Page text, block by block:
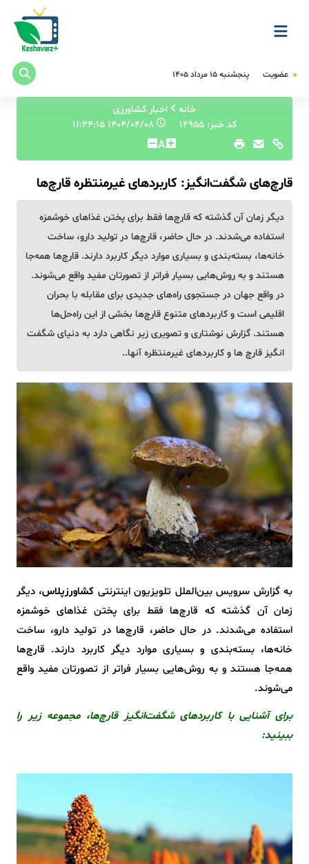
عضویت پنجشنبه ۱۵ مرداد ۱۴۰۵
خانه
اخبار کشاورزی
کد خبر: 12955
۱۴۰۴/۰۴/۰۸ ۱۱:۲۴:۱۵
A
قارچ‌های شگفت‌انگیز: کاربردهای غیرمنتظره قارچ‌ها
دیگر زمان آن گذشته که قارچ‌ها فقط برای پختن غذاهای خوشمزه
استفاده می‌شدند. در حال حاضر، قارچ‌ها در تولید دارو، ساخت
خانه‌ها، بسته‌بندی و بسیاری موارد دیگر کاربرد دارند. قارچ‌ها همه‌جا
هستند و به روش‌هایی بسیار فراتر از تصورتان مفید واقع می‌شوند.
در واقع جهان در جستجوی راه‌های جدیدی برای مقابله با بحران
اقلیمی است و کاربردهای متنوع قارچ‌ها بخشی از این راه‌حل‌ها
هستند. گزارش نوشتاری و تصویری زیر نگاهی دارد به دنیای شگفت
انگیز قارچ ها و کاربردهای غیرمنتظره آنها..
به گزارش سرویس بین‌الملل تلویزیون اینترنتی کشاورزپلاس، دیگر
زمان آن گذشته که قارچ‌ها فقط برای پختن غذاهای خوشمزه
استفاده می‌شدند. در حال حاضر، قارچ‌ها در تولید دارو، ساخت
خانه‌ها، بسته‌بندی و بسیاری موارد دیگر کاربرد دارند. قارچ‌ها
همه‌جا هستند و به روش‌هایی بسیار فراتر از تصورتان مفید واقع
می‌شوند.
برای آشنایی با کاربردهای شگفت‌انگیز قارچ‌ها، مجموعه زیر را
ببینید: